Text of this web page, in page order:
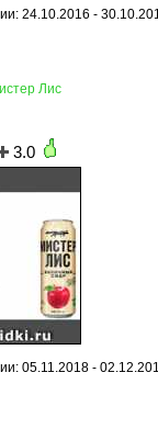
24.10.2016 -
Лис
3.0
05.11.2018 -